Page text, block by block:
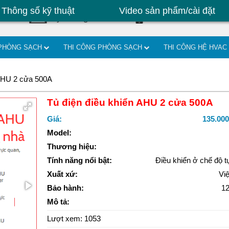
Cty.lvd@gmail.com 0906842624 | Kinh
SẠCH THI CÔNG PHÒNG SẠCH THI CÔNG HỆ HVAC
2 cửa 500A
Tủ điện điều khiển AHU 2 cửa 500A
Giá:
Model:
Thương hiệu:
Tính năng nổi bật:
Điều khiển ở chế độ
Xuất xứ:
Bảo hành:
Mô tả:
Lượt xem: 1053
Thông số kỹ thuật Video sản phẩm/cài đặt